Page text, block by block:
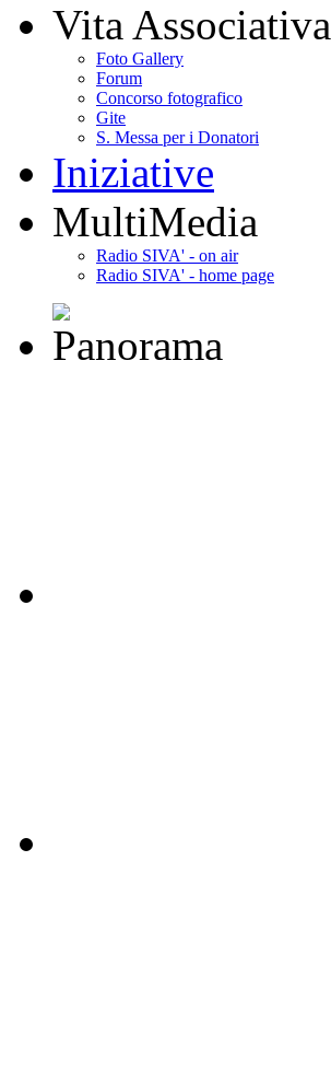
Vita Associativa
Foto Gallery
Forum
Concorso fotografico
Gite
S. Messa per i Donatori
Iniziative
MultiMedia
Radio SIVA' - on air
Radio SIVA' - home page